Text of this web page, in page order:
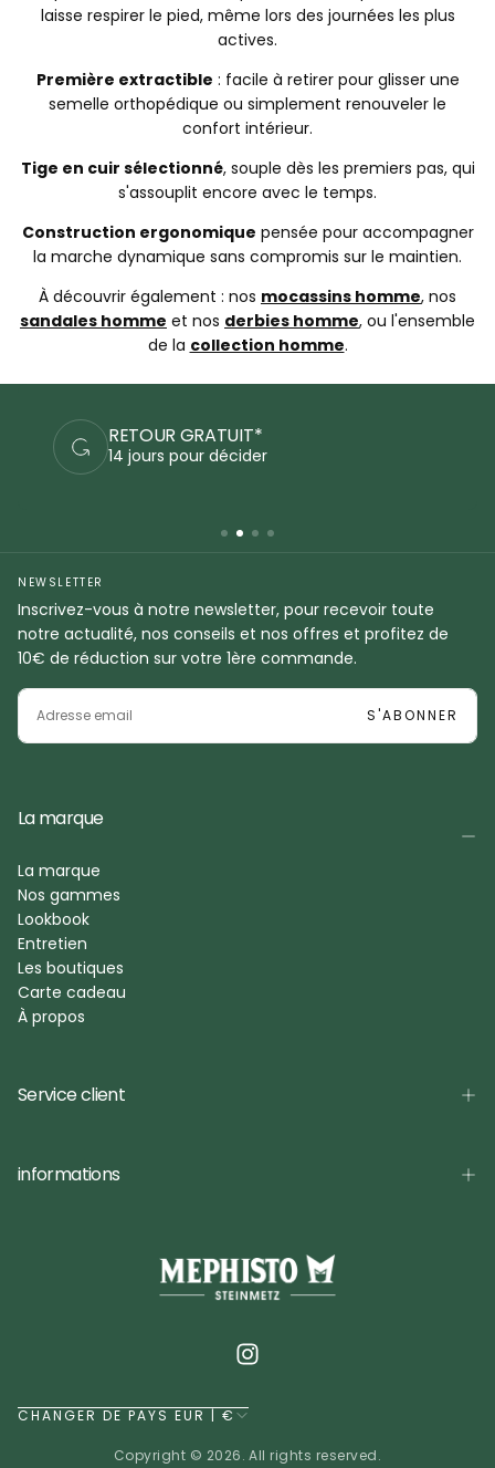
laisse respirer le pied, même lors des journées les plus
actives.
Première extractible : facile à retirer pour glisser une
semelle orthopédique ou simplement renouveler le
confort intérieur.
Tige en cuir sélectionné, souple dès les premiers pas, qui
s'assouplit encore avec le temps.
Construction ergonomique pensée pour accompagner
la marche dynamique sans compromis sur le maintien.
À découvrir également : nos mocassins homme, nos
sandales homme et nos derbies homme, ou l'ensemble
de la collection homme.
PAIEMENTS SÉCURISÉS
Commandez en sécurité
NEWSLETTER
Inscrivez-vous à notre newsletter, pour recevoir toute
notre actualité, nos conseils et nos offres et profitez de
10€ de réduction sur votre 1ère commande.
EMAIL
S'ABONNER
La marque
La marque
Nos gammes
Lookbook
Entretien
Les boutiques
Carte cadeau
À propos
Service client
informations
CHANGER DE PAYS EUR | €
Copyright © 2026. All rights reserved.